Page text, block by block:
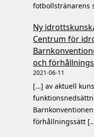
fotbollstränarens
Ny
Centrum för
och
2021-06-11
[…] av aktuell
förhållningssätt